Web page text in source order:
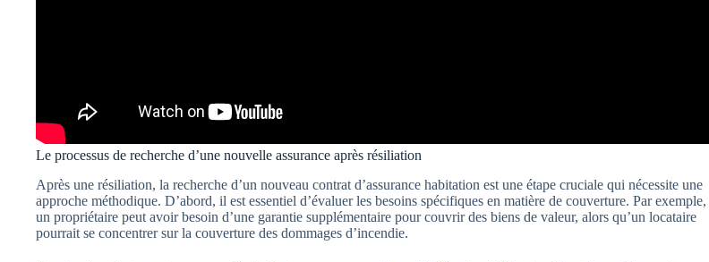
Le processus de recherche d’une nouvelle assurance après résiliation
Après une résiliation, la recherche d’un nouveau contrat d’assurance habitation est une étape cruciale qui nécessite une
approche méthodique. D’abord, il est essentiel d’évaluer les besoins spécifiques en matière de couverture. Par exemple,
un propriétaire peut avoir besoin d’une garantie supplémentaire pour couvrir des biens de valeur, alors qu’un locataire
pourrait se concentrer sur la couverture des dommages d’incendie.